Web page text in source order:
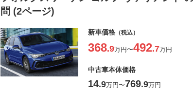
問 (2ページ)
新車価格 （税込）
368.9万円〜492.7万円
中古車本体価格
14.9万円〜769.9万円